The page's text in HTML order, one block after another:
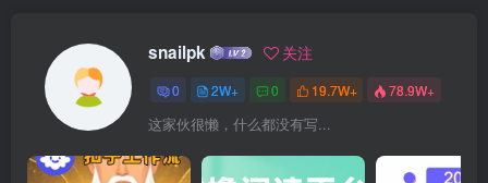
snailpk 关注
0 2W+ 0 19.7W+ 78.9W+
这家伙很懒，什么都没有写...